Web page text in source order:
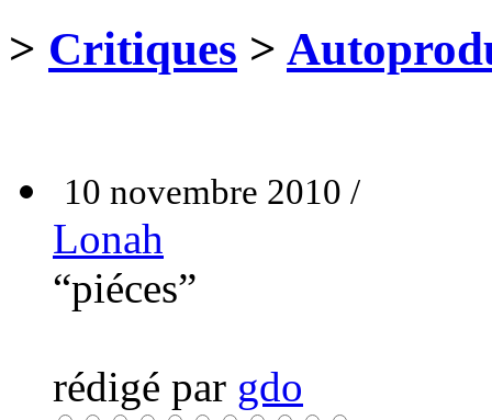
> Critiques >
10 novembre 2010 /
Lonah
“piéces”
rédigé par gdo